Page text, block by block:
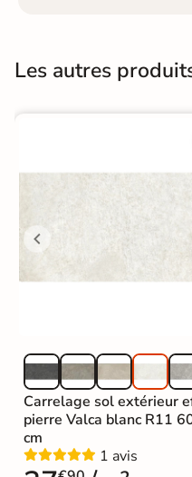
Les autres
Carrelage sol extérieur
pierre Valca blanc R11
cm
1 avis